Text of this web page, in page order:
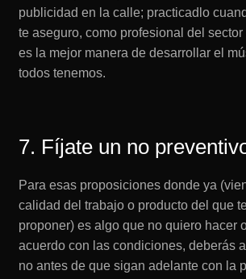
publicidad en la calle; practicadlo
te aseguro, como profesional del
es la mejor manera de desarrollar el
todos tenemos.
7. Fíjate un no
Para esas proposiciones donde ya
calidad del trabajo o producto del que
proponer) es algo que no quiero hacer
acuerdo con las condiciones, deberás
no antes de que sigan adelante con la